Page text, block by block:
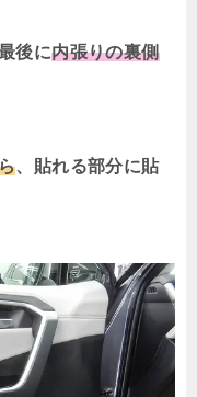
後に内張りの裏側
、貼れる部分に貼